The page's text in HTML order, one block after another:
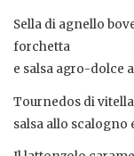
Sella di agnello
forchetta
e salsa agro-dolce
Tournedos di
salsa allo scalogno